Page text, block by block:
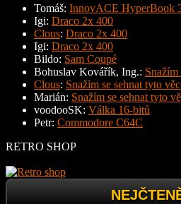
Tomáš: InnovACE HyperBook
Igi: Draco 2x 400
Clous: Draco 2x 400
Igi: Draco 2x 400
Bildo: Sam Coupé
Bohuslav Kovářík, Ing.: Snažím
Clous: Snažím se sehnat tyto
Marián: Snažím se sehnat tyto
voodooSK: Válka 16-bitů
Petr: Commodore C64C
RETRO SHOP